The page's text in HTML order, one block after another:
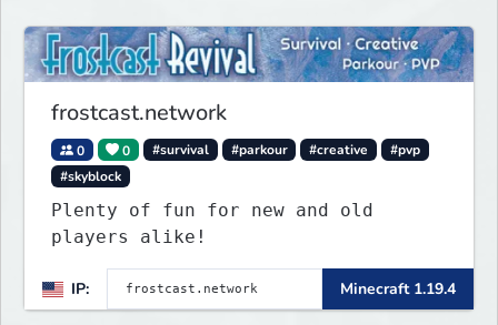
frostcast.network
0 0 #survival #parkour #creative
#pvp
#skyblock
Plenty of fun for new and old
players alike!
IP: Minecraft 1.19.4